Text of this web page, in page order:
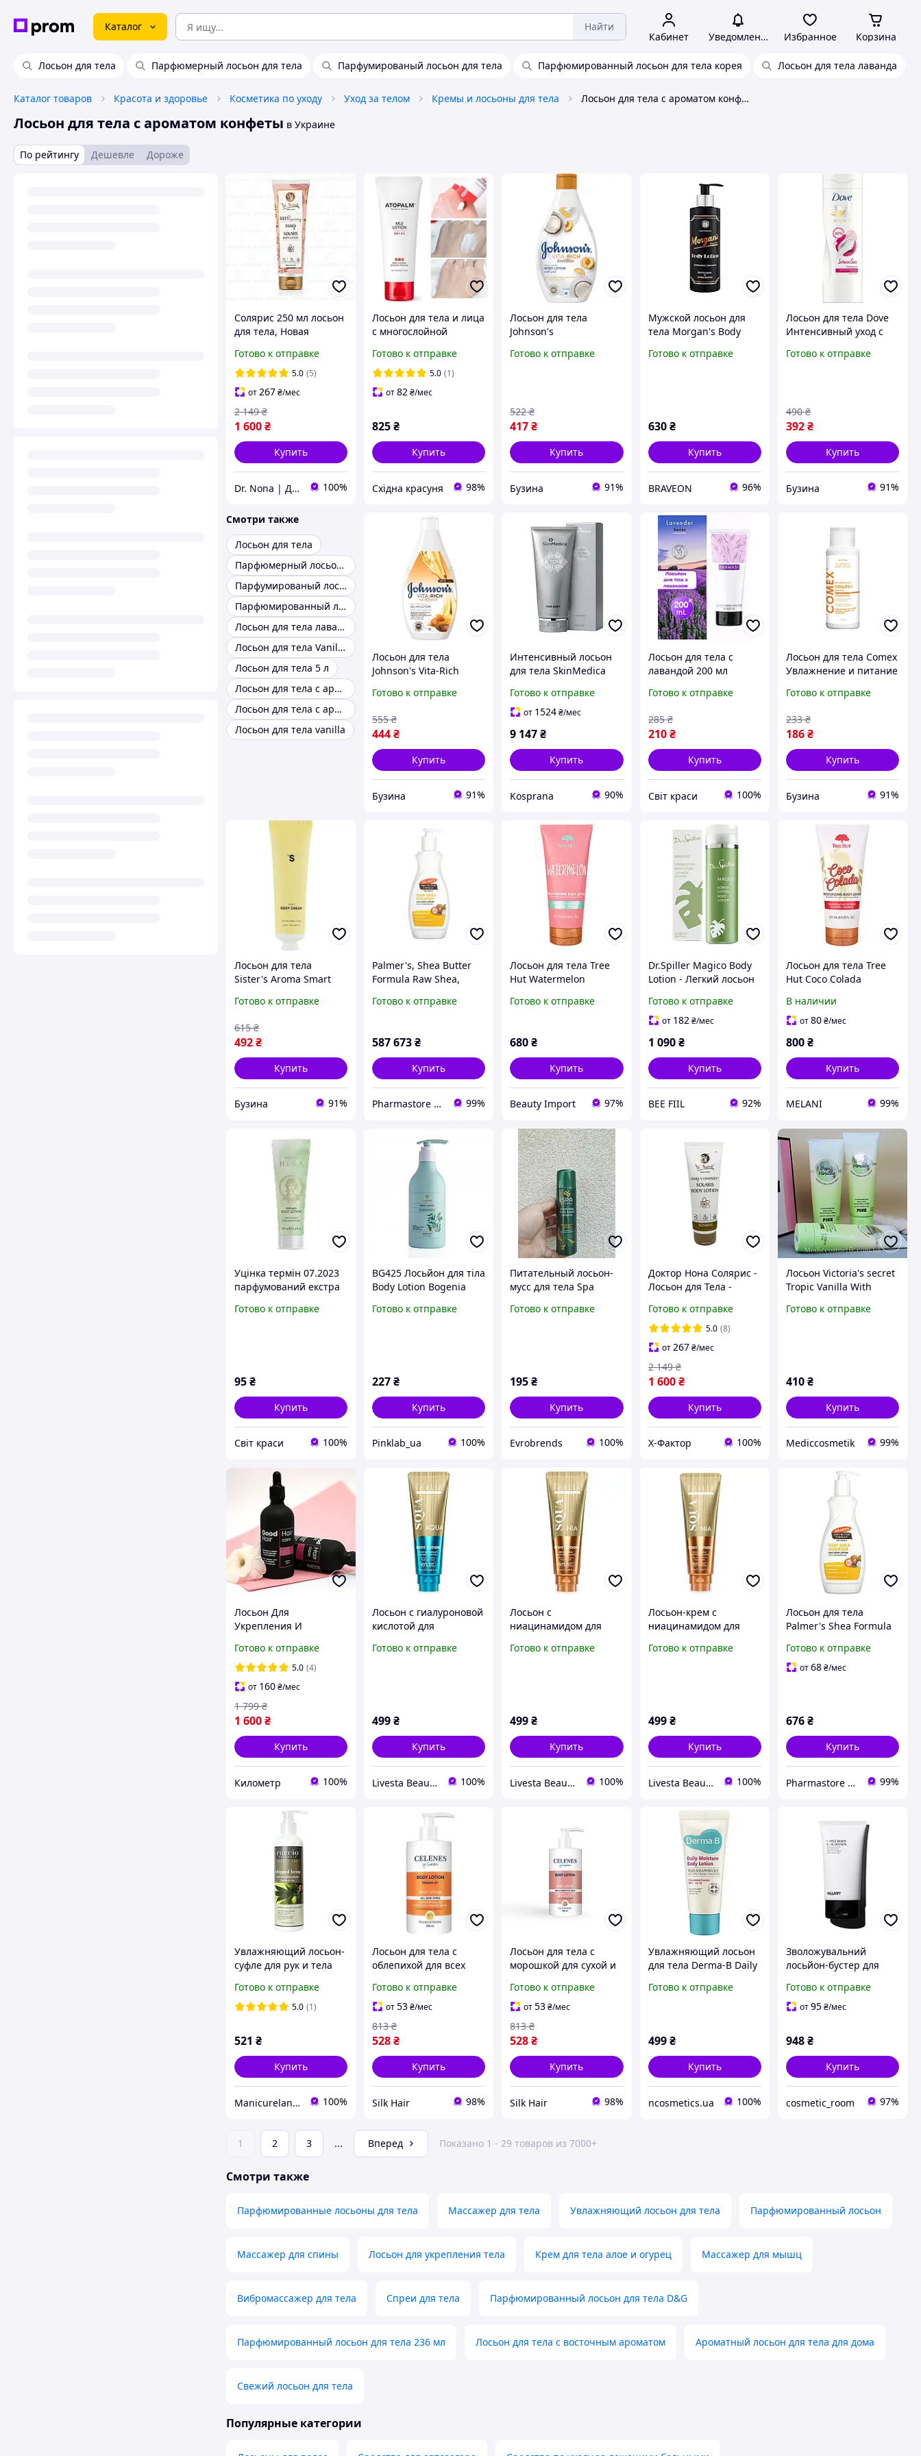
Каталог Найти
Кабинет Уведомления Избранное Корзина
Лосьон для тела Парфюмерный лосьон для тела Парфумированый лосьон для тела Парфюмированный лосьон для тела корея Лосьон для тела лаванда
Каталог товаров Красота и здоровье Косметика по уходу Уход за телом Кремы и лосьоны для тела Лосьон для тела с ароматом конфеты
Лосьон для тела с ароматом конфеты в Украине
По рейтингу Дешевле Дороже
Солярис 250 мл лосьон
для тела, Новая
Solaris body lotion
Готово к отправке
5.0 (5)
от267₴/мес
1 600₴
2 149 ₴
Купить
Dr. Nona | Доктор Нона Україна від danona.com.ua 100%
Лосьон для тела и лица
с многослойной
Barrier Function Mle
Lotion 120 ml
Готово к отправке
5.0 (1)
от82₴/мес
825₴
Купить
Східна красуня 98%
Лосьон для тела
Johnson's
йогуртом, кокосом и
Готово к отправке
417₴
522 ₴
Купить
Бузина 91%
Мужской лосьон для
тела Morgan's Body
Готово к отправке
630 ₴
Купить
BRAVEON 96%
Лосьон для тела Dove
Интенсивный уход с
(8711600453975)
Готово к отправке
392₴
490 ₴
Купить
Бузина 91%
Смотри также
Лосьон для тела
Парфюмерный лосьон для тела
Парфумированый лосьон для тела
Парфюмированный лосьон для тела корея
Лосьон для тела лаванда
Лосьон для тела Vanilla Cake
Лосьон для тела 5 л
Лосьон для тела с ароматом вишни
Лосьон для тела с ароматом Caramel
Лосьон для тела vanilla
Лосьон для тела
Johnson's Vita-Rich
маслами миндаля и Ши
sea
Готово к отправке
444₴
555 ₴
Купить
Бузина 91%
Интенсивный лосьон
для тела SkinMedica
Body 177 мл
(КОСМ03595)
Готово к отправке
от 1524₴/мес
9 147₴
Купить
Kosprana 90%
Лосьон для тела с
лавандой 200 мл
Готово к отправке
210 ₴
285 ₴
Купить
Світ краси 100%
Лосьон для тела Comex
Увлажнение и питание
(f439613)
Готово к отправке
186₴
233 ₴
Купить
Бузина 91%
Лосьон для тела
Sister's Aroma Smart
100 мл 4820227781096
Готово к отправке
492₴
615 ₴
Купить
Бузина 91%
Palmer's, Shea Butter
Formula Raw Shea,
тела с
мл
Готово к отправке
587 673₴
Купить
Pharmastore DISCOUNT 99%
Лосьон для тела Tree
Hut Watermelon
арбуз, 251 мл
Готово к отправке
680₴
Купить
Beauty Import 97%
Dr.Spiller Magico Body
Lotion - Легкий лосьон
мимозы, 200 мл
Готово к отправке
от 182 ₴/мес
1 090 ₴
Купить
BEE FIIL 92%
Лосьон для тела Tree
Hut Coco Colada
аромат кокос, 251 мл
В наличии
от80₴/мес
800₴
Купить
MELANI 99%
Уцінка термін 07.2023
парфумований екстра
лосьйон для тіла
Готово к отправке
95₴
Купить
Світ краси 100%
BG425 Лосьйон для тіла
Body Lotion Bogenia
Ceramide
Готово к отправке
227₴
Купить
Pinklab_ua 100%
Питательный лосьон-
мусс для тела Spa
Charm 150 мл с
Готово к отправке
195₴
Купить
Evrobrends 100%
Доктор Нона Солярис -
Лосьон для Тела -
Готово к отправке
5.0 (8)
от267 ₴/мес
1 600 ₴
2 149 ₴
Купить
Х-Фактор 100%
Лосьон Victoria's secret
Tropic Vanilla With
Оригінал США
Готово к отправке
410₴
Купить
Mediccosmetik 99%
Лосьон Для
Укрепления И
С Активным
Комплексом Good Hair
Regenera, 100 Мл ||
AlexToys
Готово к отправке
5.0 (4)
от 160₴/мес
1 600₴
1 799 ₴
Купить
Километр 100%
Лосьон с гиалуроновой
кислотой для
THALIA, 180 мл
Готово к отправке
499₴
Купить
Livesta Beauty Shop 100%
Лосьон с
ниацинамидом для
THALIA, 180 мл
Готово к отправке
499₴
Купить
Livesta Beauty Shop 100%
Лосьон-крем с
ниацинамидом для
THALIA, 180 мл
Готово к отправке
499 ₴
Купить
Livesta Beauty Shop 100%
Лосьон для тела
Palmer's Shea Formula
сухой кожи,
увлажняющий крем
Готово к отправке
от68₴/мес
676₴
Купить
Pharmastore DISCOUNT 99%
Увлажняющий лосьон-
суфле для рук и тела
семена чиа" с
конопляным маслом,
Готово к отправке
5.0 (1)
521 ₴
Купить
Manicureland - материалы для моделирования и ухода за ногтями, косметика для SPA. 100%
Лосьон для тела с
облепихой для всех
Sea Buckthorn Body
Lotion All Skin Types,
200 мл
Готово к отправке
от53₴/мес
528₴
813 ₴
Купить
Silk Hair 98%
Лосьон для тела с
морошкой для сухой и
Celenes cloudberry
body lotion unscented
200 мл
Готово к отправке
от53₴/мес
528₴
813 ₴
Купить
Silk Hair 98%
Увлажняющий лосьон
для тела Derma-B Daily
150 мл
Готово к отправке
499 ₴
Купить
ncosmetics.ua 100%
Зволожувальний
лосьйон-бустер для
Moist Body Silk Lotion,
150 г
Готово к отправке
от95₴/мес
948₴
Купить
cosmetic_room 97%
1 2 3 ... Вперед Показано 1 - 29 товаров из 7000+
Смотри также
Парфюмированные лосьоны для тела Массажер для тела Увлажняющий лосьон для тела Парфюмированный лосьон
Массажер для спины Лосьон для укрепления тела Крем для тела алое и огурец Массажер для мышц
Вибромассажер для тела Спреи для тела Парфюмированный лосьон для тела D&G
Парфюмированный лосьон для тела 236 мл Лосьон для тела с восточным ароматом Ароматный лосьон для тела для дома
Свежий лосьон для тела
Популярные категории